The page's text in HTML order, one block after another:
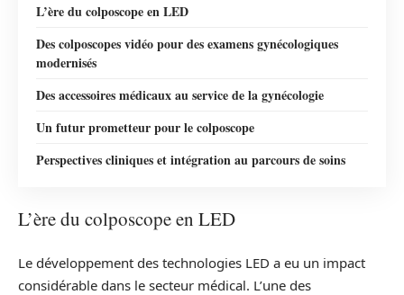
L’ère du colposcope en LED
Des colposcopes vidéo pour des examens gynécologiques
modernisés
Des accessoires médicaux au service de la gynécologie
Un futur prometteur pour le colposcope
Perspectives cliniques et intégration au parcours de soins
L’ère du colposcope en LED
Le développement des technologies LED a eu un impact
considérable dans le secteur médical. L’une des